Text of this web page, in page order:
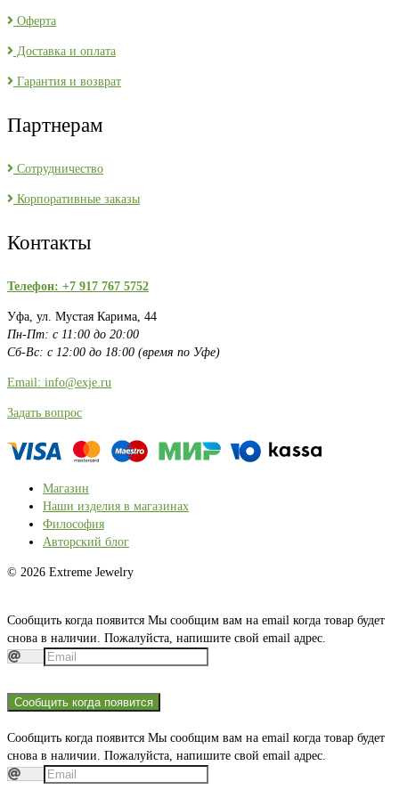
Оферта
Доставка и оплата
Гарантия и возврат
Партнерам
Сотрудничество
Корпоративные заказы
Контакты
Телефон: +7 917 767 5752
Уфа, ул. Мустая Карима, 44
Пн-Пт: с 11:00 до 20:00
Сб-Вс: с 12:00 до 18:00 (время по Уфе)
Email: info@exje.ru
Задать вопрос
Магазин
Наши изделия в магазинах
Философия
Авторский блог
© 2026 Extreme Jewelry
Сообщить когда появится Мы сообщим вам на email когда товар будет
снова в наличии. Пожалуйста, напишите свой email адрес.
Сообщить когда появится
Сообщить когда появится Мы сообщим вам на email когда товар будет
снова в наличии. Пожалуйста, напишите свой email адрес.